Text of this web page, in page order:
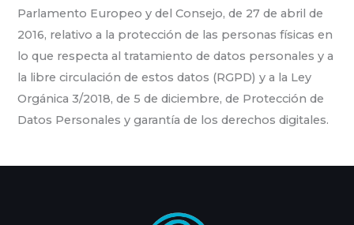
Parlamento Europeo y del Consejo, de 27 de abril de
2016, relativo a la protección de las personas físicas en
lo que respecta al tratamiento de datos personales y a
la libre circulación de estos datos (RGPD) y a la Ley
Orgánica 3/2018, de 5 de diciembre, de Protección de
Datos Personales y garantía de los derechos digitales.